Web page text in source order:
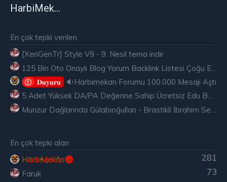
HarbiMekân
En çok tepki verilen
[XenGenTr] Style V9 - 9. Nesil tema indir
𝐃𝐮𝐲𝐮𝐫𝐮
🔉Harbimekan Forumu 100.000 Mesajı Aştı
5 Adet Yüksek DA/PA Değerine Sahip Ücretsiz Edu Backlink
En çok tepki alan
281
HarbiMekân
73
Faruk